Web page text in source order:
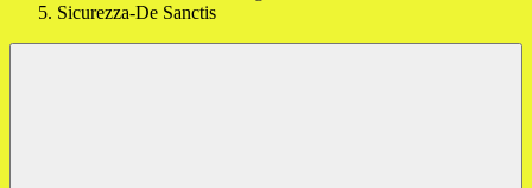
Sicurezza-De Sanctis